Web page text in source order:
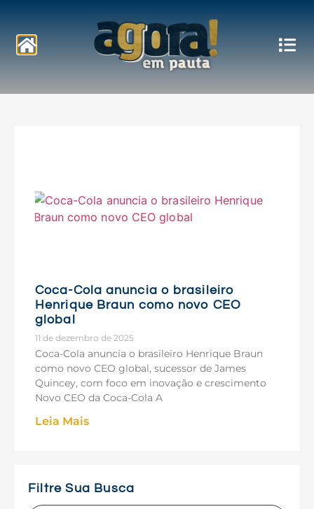
Notícias
Coca-Cola anuncia o brasileiro
Henrique Braun como novo CEO
global
11 de dezembro de 2025
Coca-Cola anuncia o brasileiro Henrique Braun
como novo CEO global, sucessor de James
Quincey, com foco em inovação e crescimento
Novo CEO da Coca-Cola A
Leia Mais
Filtre Sua Busca